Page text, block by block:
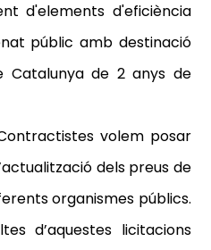
d'elements d'eficiència
públic amb destinació
de 2 anys de
volem posar
dels preus de
organismes públics.
d’aquestes licitacions